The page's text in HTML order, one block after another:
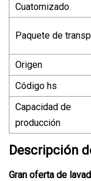
Cuatomizado
Paquete de
Origen
Código hs
Capacidad de
producción
Descripción
Gran oferta de